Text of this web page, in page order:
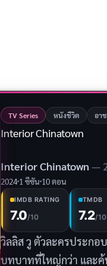
TV Series หนังชีวิต อา
Interior Chinatown
Interior Chinatown —
2024 1 ซีซัน 10 ตอน
IMDB RATING
7.0/10
TMDB
7.2/10
วิลลิส วู ตัวละครประกอ
บทบาทที่ใหญ่กว่า และค้